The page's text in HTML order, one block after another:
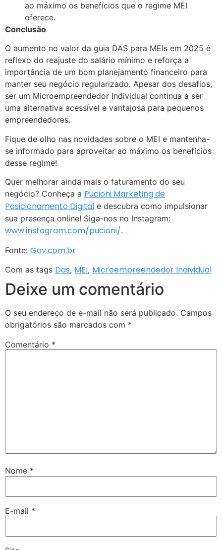
ao máximo os benefícios que o regime MEI
oferece.
Conclusão
O aumento no valor da guia DAS para MEIs em 2025 é
reflexo do reajuste do salário mínimo e reforça a
importância de um bom planejamento financeiro para
manter seu negócio regularizado. Apesar dos desafios,
ser um Microempreendedor Individual continua a ser
uma alternativa acessível e vantajosa para pequenos
empreendedores.
Fique de olho nas novidades sobre o MEI e mantenha-
se informado para aproveitar ao máximo os benefícios
desse regime!
Quer melhorar ainda mais o faturamento do seu
negócio? Conheça a Pucioni Marketing de
Posicionamento Digital e descubra como impulsionar
sua presença online! Siga-nos no Instagram:
www.instagram.com/pucioni/.
Fonte: Gov.com.br
Com as tags Das, MEI, Microempreendedor Individual
Deixe um comentário
O seu endereço de e-mail não será publicado. Campos
obrigatórios são marcados com *
Comentário *
Nome *
E-mail *